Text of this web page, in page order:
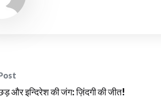
छड़ और इन्दिरेश की जंग: ज़िंदगी की जीत!